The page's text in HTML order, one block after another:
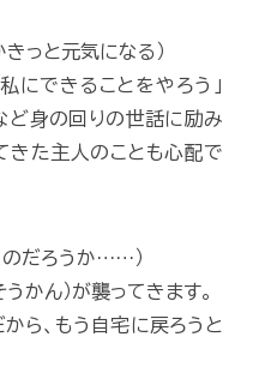
っと元気になる）
にできることをやろう」
ど身の回りの世話に励み
きた主人のことも心配で
のだろうか……）
かん）が襲ってきます。
から、もう自宅に戻ろうと